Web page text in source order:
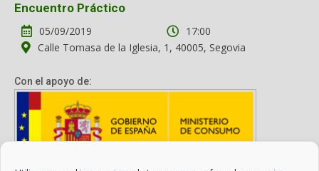
Encuentro Práctico
05/09/2019
17:00
Calle Tomasa de la Iglesia, 1, 40005, Segovia
Con el apoyo de: